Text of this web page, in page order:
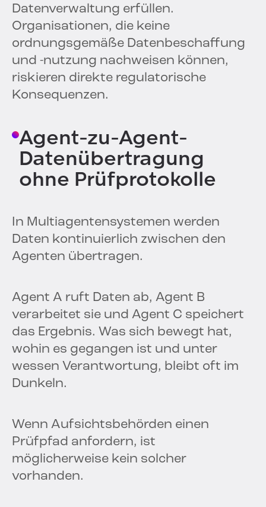
Datenverwaltung erfüllen.
Organisationen, die keine
ordnungsgemäße Datenbeschaffung
und -nutzung nachweisen können,
riskieren direkte regulatorische
Konsequenzen.
Agent-zu-Agent-
Datenübertragung
ohne Prüfprotokolle
In Multiagentensystemen werden
Daten kontinuierlich zwischen den
Agenten übertragen.
Agent A ruft Daten ab, Agent B
verarbeitet sie und Agent C speichert
das Ergebnis. Was sich bewegt hat,
wohin es gegangen ist und unter
wessen Verantwortung, bleibt oft im
Dunkeln.
Wenn Aufsichtsbehörden einen
Prüfpfad anfordern, ist
möglicherweise kein solcher
vorhanden.